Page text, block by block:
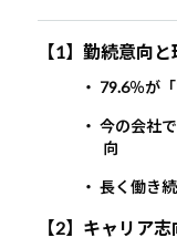
【1】勤続意向
・ 79.6％が
・ 今の会社
向
・ 長く働き
【2】キャリア志